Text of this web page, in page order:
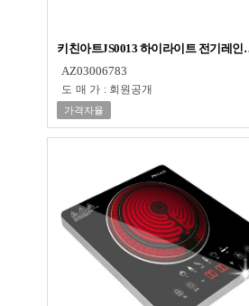
키친아트JS0013 하이라이트 전기레
AZ03006783
도매가 : 회원공개
가격자율